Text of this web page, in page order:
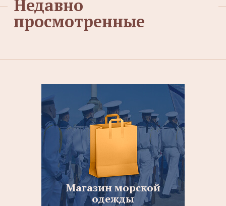
Недавно
просмотренные
Магазин морской
одежды